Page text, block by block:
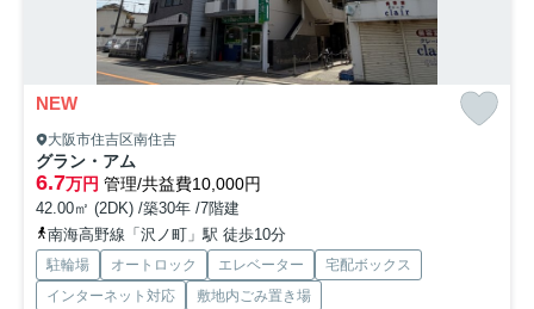
NEW
大阪市住吉区南住吉
グラン・アム
6.7万円 管理/共益費10,000円
42.00㎡ (2DK) /築30年 /7階建
南海高野線「沢ノ町」駅 徒歩10分
駐輪場 オートロック エレベーター
宅配ボックス
インターネット対応
敷地内ごみ置き場